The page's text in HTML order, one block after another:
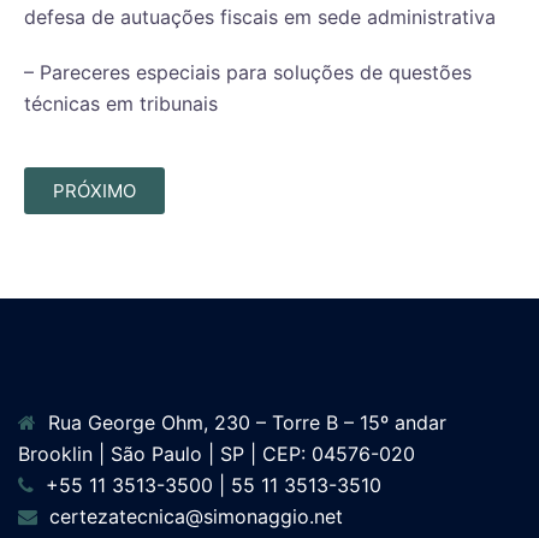
defesa de autuações fiscais em sede administrativa
– Pareceres especiais para soluções de questões
técnicas em tribunais
PRÓXIMO
Rua George Ohm, 230 – Torre B – 15º andar
Brooklin | São Paulo | SP | CEP: 04576-020
+55 11 3513-3500 | 55 11 3513-3510
certezatecnica@simonaggio.net